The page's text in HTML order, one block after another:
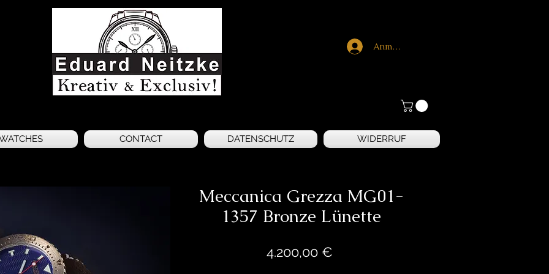
Anmelden
CONTACT DATENSCHUTZ WIDERRUF
Meccanica Grezza MG01-
1357 Bronze Lünette
4.200,00 €